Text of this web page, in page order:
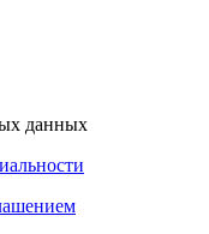
данных